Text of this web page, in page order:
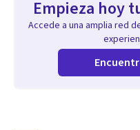
Empieza hoy
Accede a una amplia red